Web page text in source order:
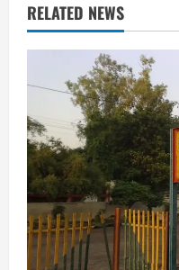
RELATED NEWS